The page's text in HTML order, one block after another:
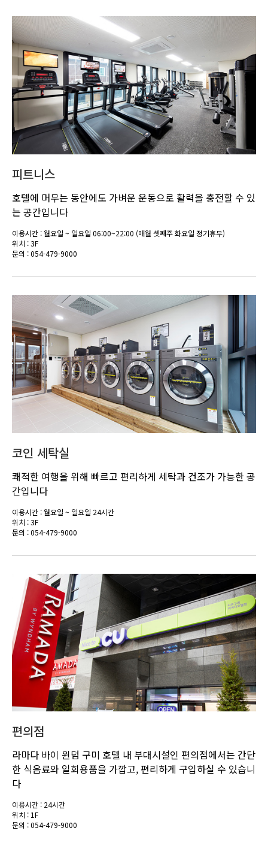
피트니스
호텔에 머무는 동안에도 가벼운 운동으로 활력을 충전할 수 있
는 공간입니다
이용시간 : 월요일 ~ 일요일 06:00~22:00 (매월 셋째주 화요일 정기휴무)
위치 : 3F
문의 : 054-479-9000
코인 세탁실
쾌적한 여행을 위해 빠르고 편리하게 세탁과 건조가 가능한 공
간입니다
이용시간 : 월요일 ~ 일요일 24시간
위치 : 3F
문의 : 054-479-9000
편의점
라마다 바이 윈덤 구미 호텔 내 부대시설인 편의점에서는 간단
한 식음료와 일회용품을 가깝고, 편리하게 구입하실 수 있습니
다
이용시간 : 24시간
위치 : 1F
문의 : 054-479-9000